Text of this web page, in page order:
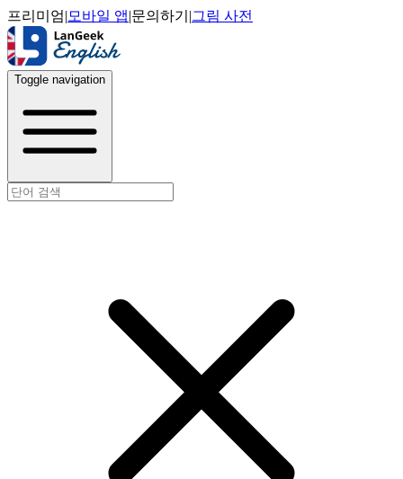
프리미엄| 모바일 앱|문의하기 |그림 사전
Toggle navigation